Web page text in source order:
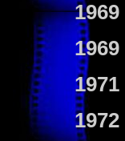
1969
1969
1971
1972